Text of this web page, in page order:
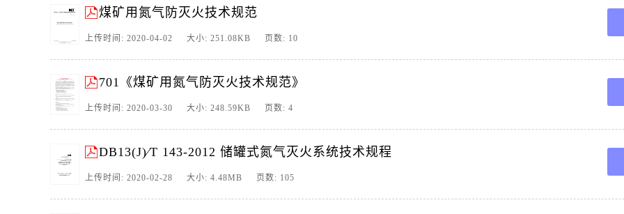
煤矿用氮气防灭火技术规范
上传时间: 2020-04-02 大小: 251.08KB 页数: 10
701《煤矿用氮气防灭火技术规范》
上传时间: 2020-03-30 大小: 248.59KB 页数: 4
DB13(J)∕T 143-2012 储罐式氮气灭火系统技术规程
上传时间: 2020-02-28 大小: 4.48MB 页数: 105